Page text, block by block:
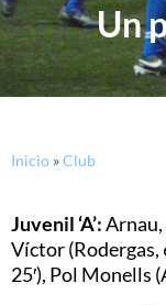
Un
Inicio »Club
Juvenil ‘A’:Arnau,
Víctor (Rodergas,
25′), Pol Monells